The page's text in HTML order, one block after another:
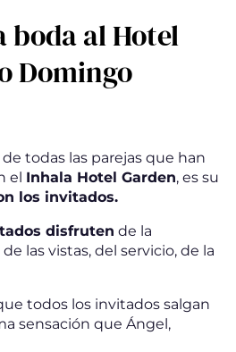
boda al Hotel
Domingo
todas las parejas que han
el Inhala Hotel Garden, es su
los invitados.
disfruten de la
las vistas, del servicio, de la
todos los invitados salgan
sensación que Ángel,